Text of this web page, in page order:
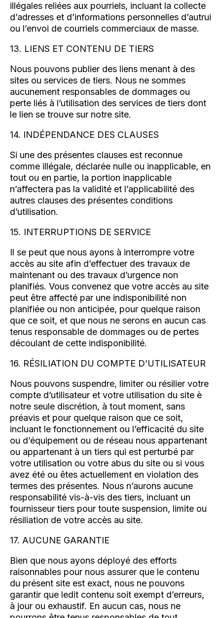
illégales reliées aux pourriels, incluant la collecte
d’adresses et d’informations personnelles d’autrui
ou l’envoi de courriels commerciaux de masse.
13. LIENS ET CONTENU DE TIERS
Nous pouvons publier des liens menant à des
sites ou services de tiers. Nous ne sommes
aucunement responsables de dommages ou
perte liés à l’utilisation des services de tiers dont
le lien se trouve sur notre site.
14. INDÉPENDANCE DES CLAUSES
Si une des présentes clauses est reconnue
comme illégale, déclarée nulle ou inapplicable, en
tout ou en partie, la portion inapplicable
n’affectera pas la validité et l’applicabilité des
autres clauses des présentes conditions
d’utilisation.
15. INTERRUPTIONS DE SERVICE
Il se peut que nous ayons à interrompre votre
accès au site afin d’effectuer des travaux de
maintenant ou des travaux d’urgence non
planifiés. Vous convenez que votre accès au site
peut être affecté par une indisponibilité non
planifiée ou non anticipée, pour quelque raison
que ce soit, et que nous ne serons en aucun cas
tenus responsable de dommages ou de pertes
découlant de cette indisponibilité.
16. RÉSILIATION DU COMPTE D’UTILISATEUR
Nous pouvons suspendre, limiter ou résilier votre
compte d’utilisateur et votre utilisation du site è
notre seule discrétion, à tout moment, sans
préavis et pour quelque raison que ce soit,
incluant le fonctionnement ou l’efficacité du site
ou d’équipement ou de réseau nous appartenant
ou appartenant à un tiers qui est perturbé par
votre utilisation ou votre abus du site ou si vous
avez été ou êtes actuellement en violation des
termes des présentes. Nous n’aurons aucune
responsabilité vis-à-vis des tiers, incluant un
fournisseur tiers pour toute suspension, limite ou
résiliation de votre accès au site.
17. AUCUNE GARANTIE
Bien que nous ayons déployé des efforts
raisonnables pour nous assurer que le contenu
du présent site est exact, nous ne pouvons
garantir que ledit contenu soit exempt d’erreurs,
à jour ou exhaustif. En aucun cas, nous ne